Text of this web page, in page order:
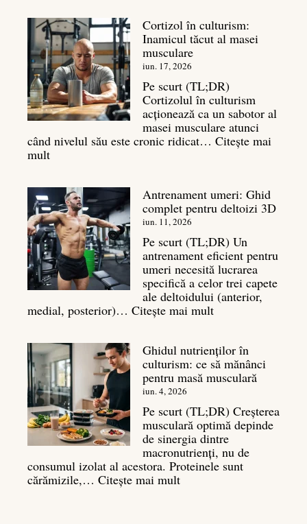
Top
7
mișcări
pentru
un
spate
masiv
Cortizol în culturism:
Inamicul tăcut al masei
musculare
iun. 17, 2026
Pe scurt (TL;DR)
Cortizolul în culturism
acționează ca un sabotor al
masei musculare atunci
când nivelul său este cronic ridicat… Citește mai
mult:
culturism:
Inamicul
tăcut
al
masei
musculare
Antrenament umeri: Ghid
complet pentru deltoizi 3D
iun. 11, 2026
Pe scurt (TL;DR) Un
antrenament eficient pentru
umeri necesită lucrarea
specifică a celor trei capete
ale deltoidului (anterior,
medial, posterior)… Citește mai mult:
Ghid
complet
pentru
3D
Ghidul nutrienților în
culturism: ce să mănânci
pentru masă musculară
iun. 4, 2026
Pe scurt (TL;DR) Creșterea
musculară optimă depinde
de sinergia dintre
macronutrienți, nu de
consumul izolat al acestora. Proteinele sunt
cărămizile,… Citește mai mult: